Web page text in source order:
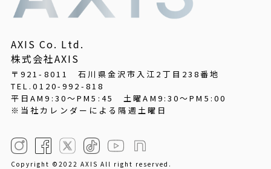
AXIS Co. Ltd.
株式会社AXIS
〒921-8011 石川県金沢市入江2丁目238番地
TEL.0120-992-818
平日AM9:30～PM5:45土曜AM9:30～PM5:00
※当社カレンダーによる隔週土曜日
Copyright ©2022 AXIS All right reserved.